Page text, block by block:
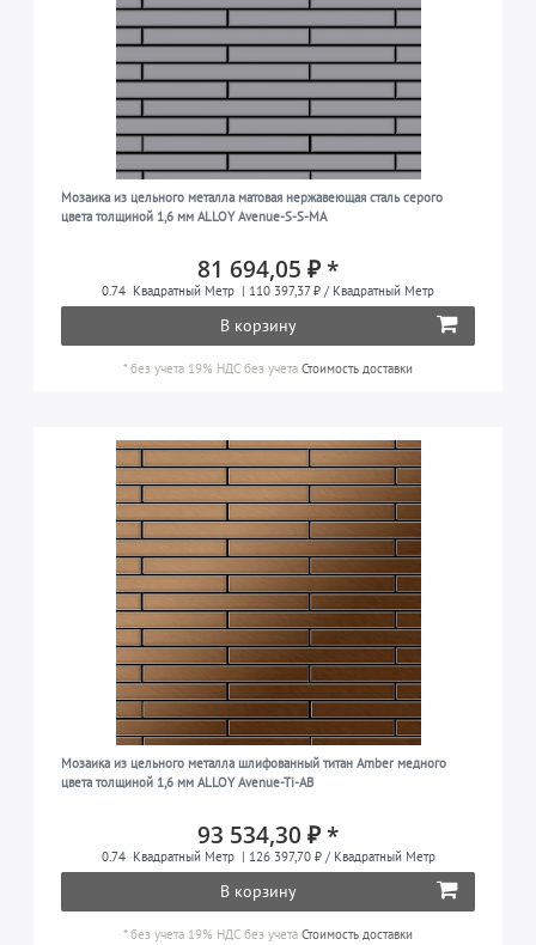
Мозаика из цельного металла матовая нержавеющая сталь серого
цвета толщиной 1,6 мм ALLOY Avenue-S-S-MA
81 694,05 ₽ *
0.74 Квадратный Метр | 110 397,37 ₽ / Квадратный Метр
В корзину
*без учета 19% НДС без учета Стоимость доставки
Мозаика из цельного металла шлифованный титан Amber медного
цвета толщиной 1,6 мм ALLOY Avenue-Ti-AB
93 534,30 ₽ *
0.74 Квадратный Метр | 126 397,70 ₽ / Квадратный Метр
В корзину
*без учета 19% НДС без учета Стоимость доставки